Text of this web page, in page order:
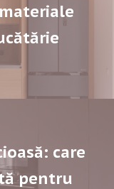
care
pentru